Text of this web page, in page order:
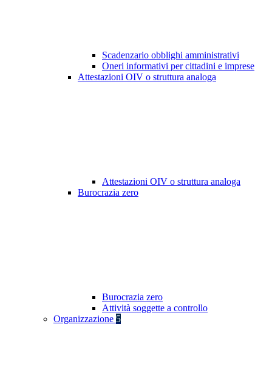
Scadenzario obblighi amministrativi
Oneri informativi per cittadini e imprese
Attestazioni OIV o struttura analoga
Attestazioni OIV o struttura analoga
Burocrazia zero
Burocrazia zero
Attività soggette a controllo
Organizzazione 5